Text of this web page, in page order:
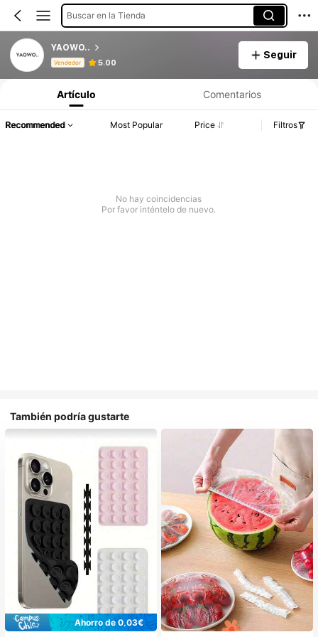
Buscar en la Tienda
YAOWO..
Vendedor 5.00
Seguir
Artículo Comentarios
Recommended Most Popular Price Filtros
No hay coincidencias
Por favor inténtelo de nuevo.
También podría gustarte
Ahorro de 0,03€